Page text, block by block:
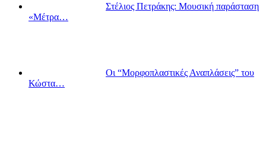
Στέλιος Πετράκης: Μουσική παράσταση
«Μέτρα…
Οι “Μορφοπλαστικές Αναπλάσεις” του
Κώστα…